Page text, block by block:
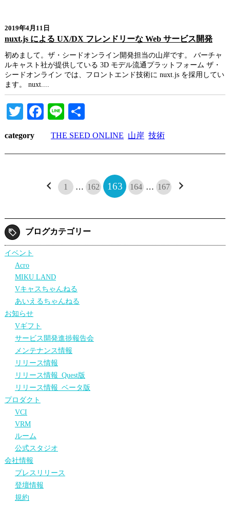
2019年4月11日
nuxt.js による UX/DX フレンドリーな Web サービス開発
初めまして。ザ・シードオンライン開発担当の山岸です。 バーチャ
ルキャスト社が提供している 3D モデル流通プラットフォーム ザ・
シードオンライン では、フロントエンド技術に nuxt.js を採用してい
ます。 nuxt....
TwitterFacebook
Line
有
category THE SEED ONLINE 山岸 技術
1 … 162 163 164 … 167
ブログカテゴリー
イベント
Acro
MIKU LAND
Vキャスちゃんねる
あいえるちゃんねる
お知らせ
Vギフト
サービス開発進捗報告会
メンテナンス情報
リリース情報
リリース情報_Quest版
リリース情報_ベータ版
プロダクト
VCI
VRM
ルーム
公式スタジオ
会社情報
プレスリリース
登壇情報
規約